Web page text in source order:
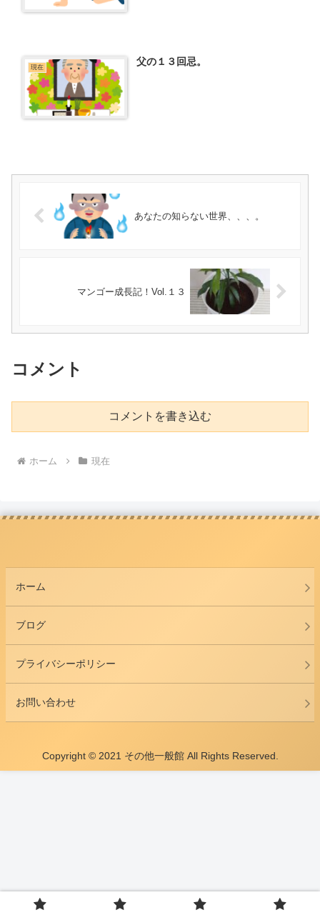
現在 父の１３回忌。
あなたの知らない世界、、、。
マンゴー成長記！Vol.１３
コメント
コメントを書き込む
ホーム 現在
ホーム
ブログ
プライバシーポリシー
お問い合わせ
Copyright © 2021 その他一般館 All Rights Reserved.